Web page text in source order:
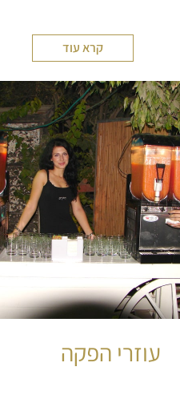
קרא עוד
עוזרי הפקה